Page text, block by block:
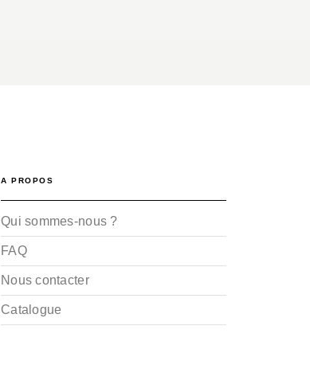
A PROPOS
Qui sommes-nous ?
FAQ
Nous contacter
Catalogue